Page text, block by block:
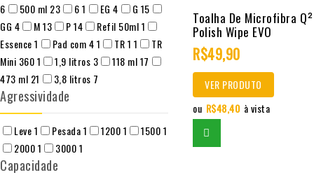
out
5
Toalha De Microfibra
Polish Wipe EVO
R$49,90
VER PRODUTO
ou R$48,40 à vista
6
500 ml 23 61 EG 4 G 15
GG 4 M13 P14 Refil 50ml1
Essence1 Pad com 41 TR 1 1
TR
Mini 3601 1,9 litros 3 118 ml17
473 ml 21 3,8 litros 7
Agressividade
Leve1 Pesada1 12001 15001
20001 30001
Capacidade